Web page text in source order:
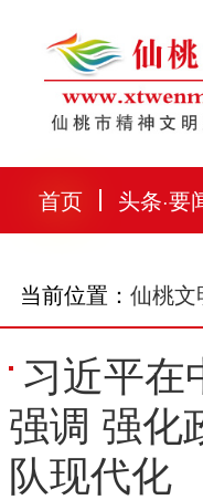
首页 头条·要
当前位置： 仙桃文
习近平在
强调 强化
队现代化